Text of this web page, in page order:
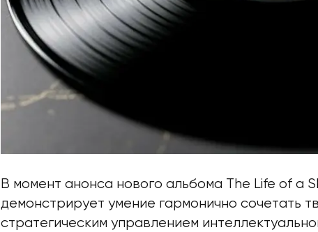
В момент анонса нового альбома The Life of a
демонстрирует умение гармонично сочетать
стратегическим управлением